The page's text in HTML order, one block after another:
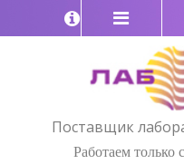
Поставщик
Работаем